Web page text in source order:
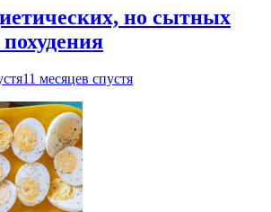
но сытных
11 месяцев спустя